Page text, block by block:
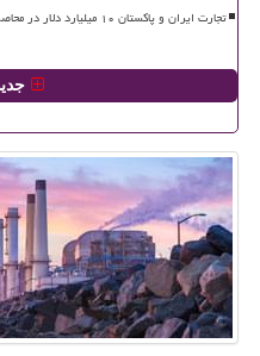
تجارت ایران و پاکستان ۱۰ میلیارد دلار در محاصره موانع تجاری